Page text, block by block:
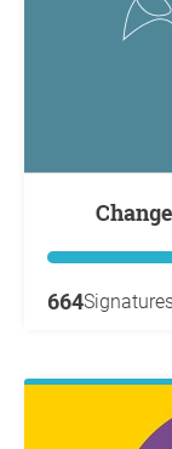
664